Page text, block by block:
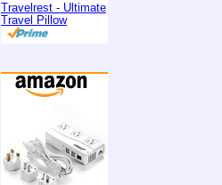
Travelrest - Ultimate
Travel Pillow